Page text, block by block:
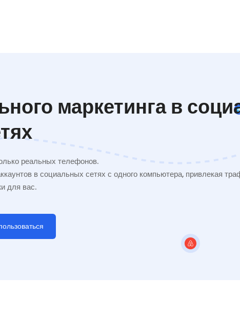
маркетинга в
реальных телефонов.
в социальных сетях с одного компьютера, привлекая
для вас.